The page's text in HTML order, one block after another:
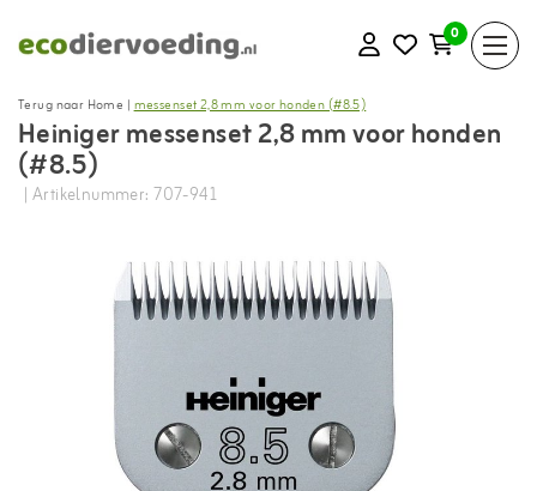
0
Terug naar Home |messenset 2,8 mm voor honden (#8.5)
Heiniger messenset 2,8 mm voor honden
(#8.5)
| Artikelnummer: 707-941